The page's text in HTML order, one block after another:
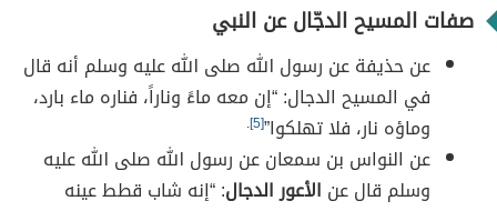
صفات المسيح الدجّال عن النبي
عن حذيفة عن رسول الله صلى الله عليه وسلم أنه قال
في المسيح الدجال: “إن معه ماءً وناراً، فناره ماء بارد،
وماؤه نار، فلا تهلكوا”[5]
.
عن النواس بن سمعان عن رسول الله صلى الله عليه
وسلم قال عن الأعور الدجال: “إنه شاب قطط عينه